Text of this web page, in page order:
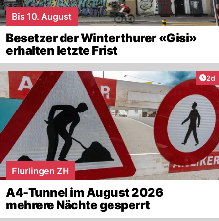
Bis 10. August
Besetzer der Winterthurer «Gisi»
erhalten letzte Frist
2d
Flurlingen ZH
A4-Tunnel im August 2026
mehrere Nächte gesperrt